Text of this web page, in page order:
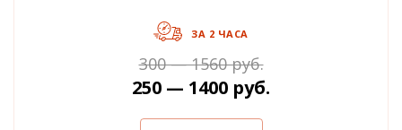
ЗА 2 ЧАСА
300 — 1560 руб.
250 — 1400 руб.